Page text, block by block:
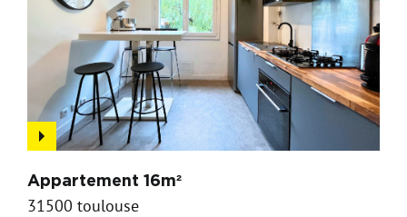
Appartement 16m²
31500 toulouse